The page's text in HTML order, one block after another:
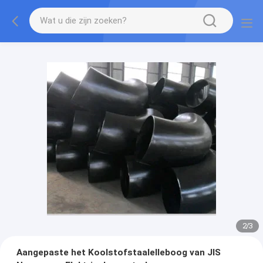
2/3
Aangepaste het Koolstofstaalelleboog van JIS